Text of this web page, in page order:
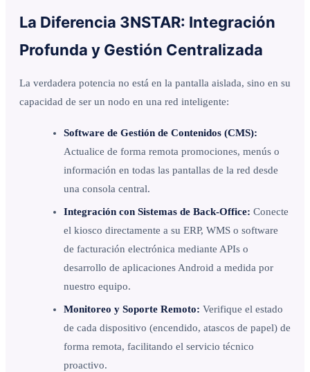
La Diferencia 3NSTAR: Integración
Profunda y Gestión Centralizada
La verdadera potencia no está en la pantalla aislada, sino en su
capacidad de ser un nodo en una red inteligente:
Software de Gestión de Contenidos (CMS):
Actualice de forma remota promociones, menús o
información en todas las pantallas de la red desde
una consola central.
Integración con Sistemas de Back-Office: Conecte
el kiosco directamente a su ERP, WMS o software
de facturación electrónica mediante APIs o
desarrollo de aplicaciones Android a medida por
nuestro equipo.
Monitoreo y Soporte Remoto: Verifique el estado
de cada dispositivo (encendido, atascos de papel) de
forma remota, facilitando el servicio técnico
proactivo.